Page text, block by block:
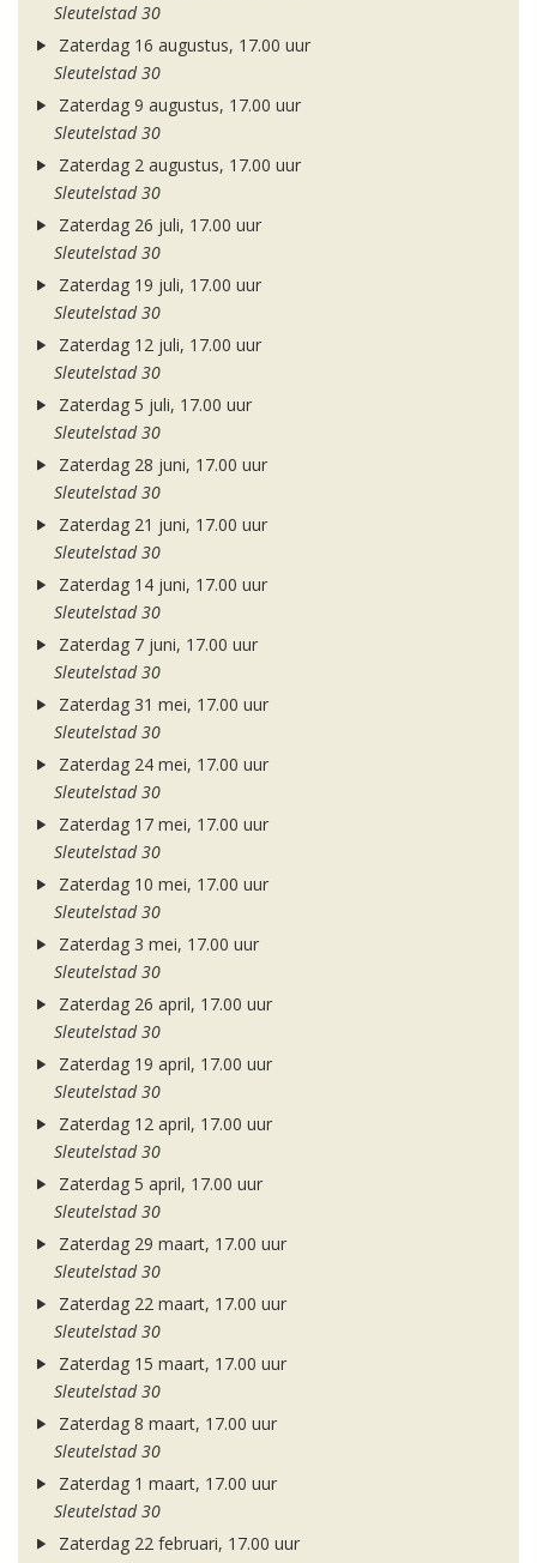
Sleutelstad 30
Zaterdag 16 augustus, 17.00 uur
Sleutelstad 30
Zaterdag 9 augustus, 17.00 uur
Sleutelstad 30
Zaterdag 2 augustus, 17.00 uur
Sleutelstad 30
Zaterdag 26 juli, 17.00 uur
Sleutelstad 30
Zaterdag 19 juli, 17.00 uur
Sleutelstad 30
Zaterdag 12 juli, 17.00 uur
Sleutelstad 30
Zaterdag 5 juli, 17.00 uur
Sleutelstad 30
Zaterdag 28 juni, 17.00 uur
Sleutelstad 30
Zaterdag 21 juni, 17.00 uur
Sleutelstad 30
Zaterdag 14 juni, 17.00 uur
Sleutelstad 30
Zaterdag 7 juni, 17.00 uur
Sleutelstad 30
Zaterdag 31 mei, 17.00 uur
Sleutelstad 30
Zaterdag 24 mei, 17.00 uur
Sleutelstad 30
Zaterdag 17 mei, 17.00 uur
Sleutelstad 30
Zaterdag 10 mei, 17.00 uur
Sleutelstad 30
Zaterdag 3 mei, 17.00 uur
Sleutelstad 30
Zaterdag 26 april, 17.00 uur
Sleutelstad 30
Zaterdag 19 april, 17.00 uur
Sleutelstad 30
Zaterdag 12 april, 17.00 uur
Sleutelstad 30
Zaterdag 5 april, 17.00 uur
Sleutelstad 30
Zaterdag 29 maart, 17.00 uur
Sleutelstad 30
Zaterdag 22 maart, 17.00 uur
Sleutelstad 30
Zaterdag 15 maart, 17.00 uur
Sleutelstad 30
Zaterdag 8 maart, 17.00 uur
Sleutelstad 30
Zaterdag 1 maart, 17.00 uur
Sleutelstad 30
Zaterdag 22 februari, 17.00 uur